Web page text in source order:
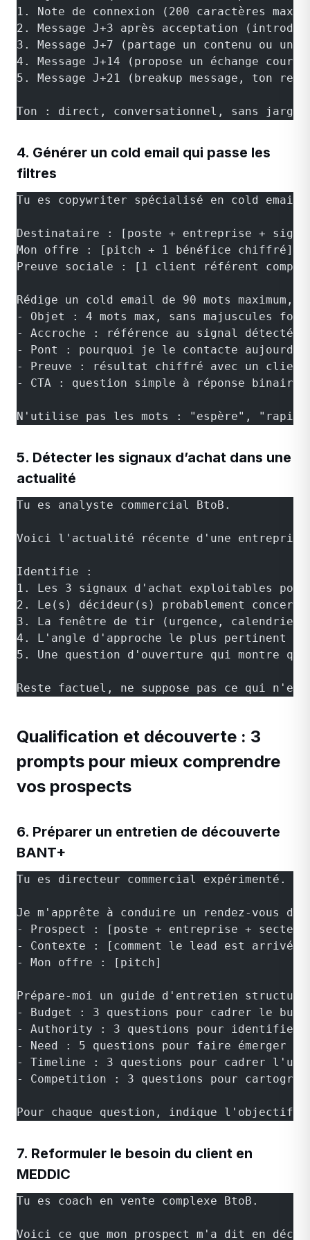
1. Note de connexion (200 caractères
2. Message J+3 après acceptation
3. Message J+7 (partage un contenu ou une
4. Message J+14 (propose un échange court)
5. Message J+21 (breakup message, ton
Ton : direct, conversationnel, sans
4. Générer un cold email qui passe les
filtres
Tu es copywriter spécialisé en cold email
Destinataire : [poste + entreprise +
Mon offre : [pitch + 1 bénéfice chiffré]
Preuve sociale : [1 client référent
Rédige un cold email de 90 mots
- Objet : 4 mots max, sans majuscules
- Accroche : référence au signal détecté
- Pont : pourquoi je le contacte
- Preuve : résultat chiffré avec un
- CTA : question simple à réponse binaire
N'utilise pas les mots : "espère",
5. Détecter les signaux d’achat dans une
actualité
Tu es analyste commercial BtoB.
Voici l'actualité récente d'une
Identifie :
1. Les 3 signaux d'achat exploitables
2. Le(s) décideur(s) probablement
3. La fenêtre de tir (urgence, calendrier
4. L'angle d'approche le plus pertinent
5. Une question d'ouverture qui montre
Reste factuel, ne suppose pas ce qui
Qualification et découverte : 3
prompts pour mieux comprendre
vos prospects
6. Préparer un entretien de découverte
BANT+
Tu es directeur commercial expérimenté.
Je m'apprête à conduire un rendez-vous de
- Prospect : [poste + entreprise +
- Contexte : [comment le lead est arrivé,
- Mon offre : [pitch]
Prépare-moi un guide d'entretien structuré
- Budget : 3 questions pour cadrer le
- Authority : 3 questions pour identifier
- Need : 5 questions pour faire émerger
- Timeline : 3 questions pour cadrer
- Competition : 3 questions pour
Pour chaque question, indique
7. Reformuler le besoin du client en
MEDDIC
Tu es coach en vente complexe BtoB.
Voici ce que mon prospect m'a dit en